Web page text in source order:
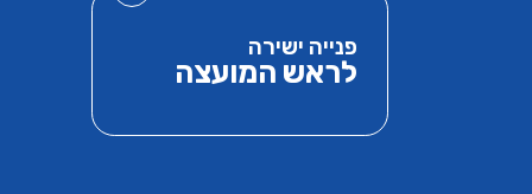
פנייה ישירה
לראש המועצה